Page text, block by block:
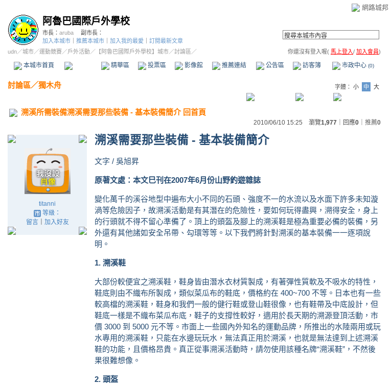
網路城邦
阿魯巴國際戶外學校
市長： aruba
副市長：
加入本城市
推薦本城市 加入我的最愛
訂閱最新文章
udn／城市／運動競賽／戶外活動／ 【阿魯巴國際戶外學校】城市／討論區／ 你還沒有登入喔( 馬上登入/ 加入會員)
本城市首頁 精華區 投票區 影像館 推薦連結 公告區 訪客簿 市政中心 (0)
討論區／獨木舟 字體： 小 中 大
溯溪所需裝備溯溪需要那些裝備 - 基本裝備簡介 回首頁
2010/06/10 15:25 瀏覽1,977 ｜回應0 推薦0
titanni
等級：
留言｜ 加入好友
溯溪需要那些裝備 - 基本裝備簡介
文字 / 吳旭昇
原著文處：本文巳刊在2007年6月份山野釣遊雜誌
變化萬千的溪谷地型中遍布大小不同的石頭、強度不一的水流以及水面下許多未知漩
渦等危險因子，故溯溪活動是有其潛在的危險性，要如何玩得盡興，溯得安全，身上
的行頭就不得不留心準備了。頂上的頭盔及腳上的溯溪鞋是極為重要必備的裝備，另
外還有其他諸如安全吊帶、勾環等等。以下我們將針對溯溪的基本裝備一一逐項說
明。
1. 溯溪鞋
大部份較便宜之溯溪鞋，鞋身皆由潛水衣材質製成，有著彈性質軟及不吸水的特性，
鞋底則由不織布所製成，類似菜瓜布的鞋底，價格約在 400~700 不等。日本也有一些
較高檔的溯溪鞋，鞋身和我們一般的健行鞋或登山鞋很像，也有鞋帶及中底設計，但
鞋底一樣是不織布菜瓜布底，鞋子的支撐性較好，適用於長天期的溯源登頂活動，市
價 3000 到 5000 元不等。市面上一些國內外知名的運動品牌，所推出的水陸兩用或玩
水專用的溯溪鞋，只能在水邊玩玩水，無法真正用於溯溪，也就是無法達到上述溯溪
鞋的功能，且價格昂貴。真正從事溯溪活動時，請勿使用該種名牌“溯溪鞋”，不然後
果很難想像。
2. 頭盔